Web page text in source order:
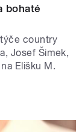
bohaté
country
Josef Šimek,
Elišku M.